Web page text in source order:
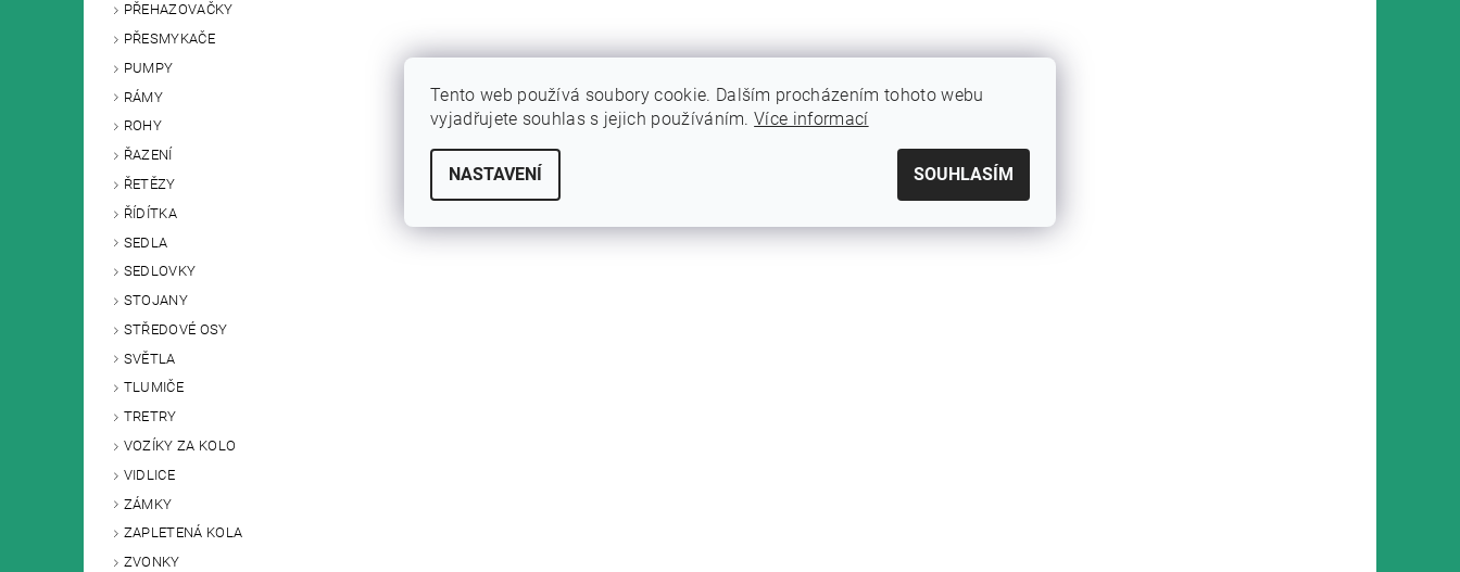
PŘEHAZOVAČKY
PŘESMYKAČE
PUMPY
RÁMY
ROHY
ŘAZENÍ
ŘETĚZY
ŘÍDÍTKA
SEDLA
SEDLOVKY
STOJANY
STŘEDOVÉ OSY
SVĚTLA
TLUMIČE
TRETRY
VOZÍKY ZA KOLO
VIDLICE
ZÁMKY
ZAPLETENÁ KOLA
ZVONKY
Tento web používá soubory cookie. Dalším procházením tohoto webu
vyjadřujete souhlas s jejich používáním.Více informací
NASTAVENÍ SOUHLASÍM